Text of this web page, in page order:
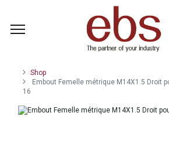
Shop
Embout Femelle métrique M14X1.5 Droit
16